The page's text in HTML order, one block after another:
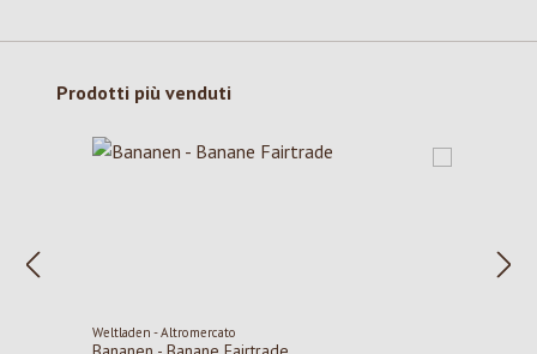
Salta la galleria dei prodotti
Prodotti più venduti
Weltladen - Altromercato